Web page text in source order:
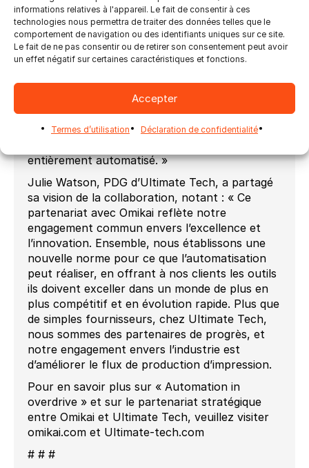
informations relatives à l'appareil. Le fait de consentir à ces
technologies nous permettra de traiter des données telles que le
comportement de navigation ou des identifiants uniques sur ce site.
Le fait de ne pas consentir ou de retirer son consentement peut avoir
un effet négatif sur certaines caractéristiques et fonctions.
Accepter
Termes d’utilisation Déclaration de confidentialité
Mathias Erlandsson, PDG d’Omikai, a exprimé
son enthousiasme concernant le partenariat,
déclarant : « Unir nos forces avec Ultimate
Tech nous permet d’apporter un niveau accru
d’automatisation et d’efficacité à l’industrie. «
L’automatisation dans Overdrive » n’est pas
seulement une solution ; c’est un change la
donne pour nos clients, en leur permettant de
entièrement automatisé. »
Julie Watson, PDG d’Ultimate Tech, a partagé
sa vision de la collaboration, notant : « Ce
partenariat avec Omikai reflète notre
engagement commun envers l’excellence et
l’innovation. Ensemble, nous établissons une
nouvelle norme pour ce que l’automatisation
peut réaliser, en offrant à nos clients les outils
ils doivent exceller dans un monde de plus en
plus compétitif et en évolution rapide. Plus que
de simples fournisseurs, chez Ultimate Tech,
nous sommes des partenaires de progrès, et
notre engagement envers l’industrie est
d’améliorer le flux de production d’impression.
Pour en savoir plus sur « Automation in
overdrive » et sur le partenariat stratégique
entre Omikai et Ultimate Tech, veuillez visiter
omikai.com et Ultimate-tech.com
# # #